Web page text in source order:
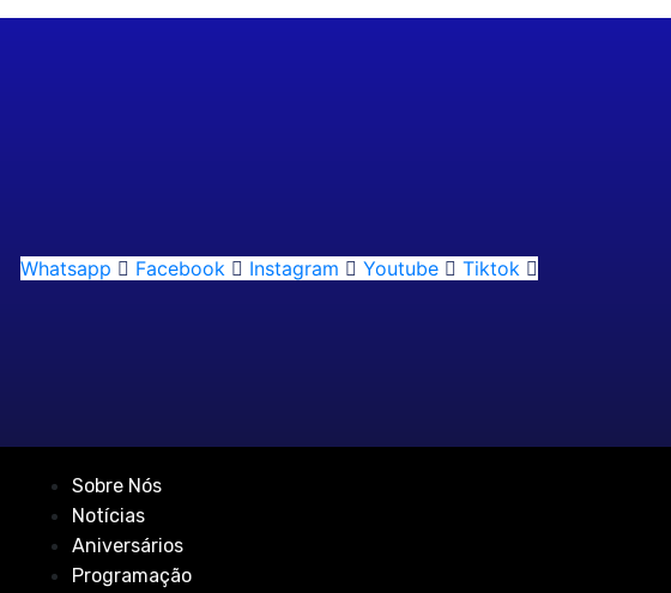
Whatsapp Facebook Instagram Youtube Tiktok
Sobre Nós
Notícias
Aniversários
Programação